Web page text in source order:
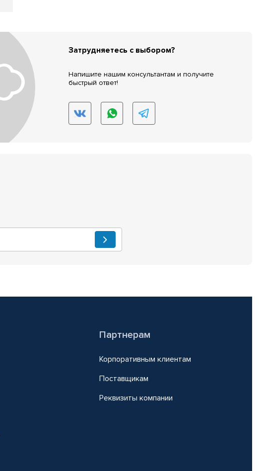
Затрудняетесь с выбором?
Напишите нашим консультантам и получите
быстрый ответ!
Партнерам
Корпоративным клиентам
Поставщикам
Реквизиты компании